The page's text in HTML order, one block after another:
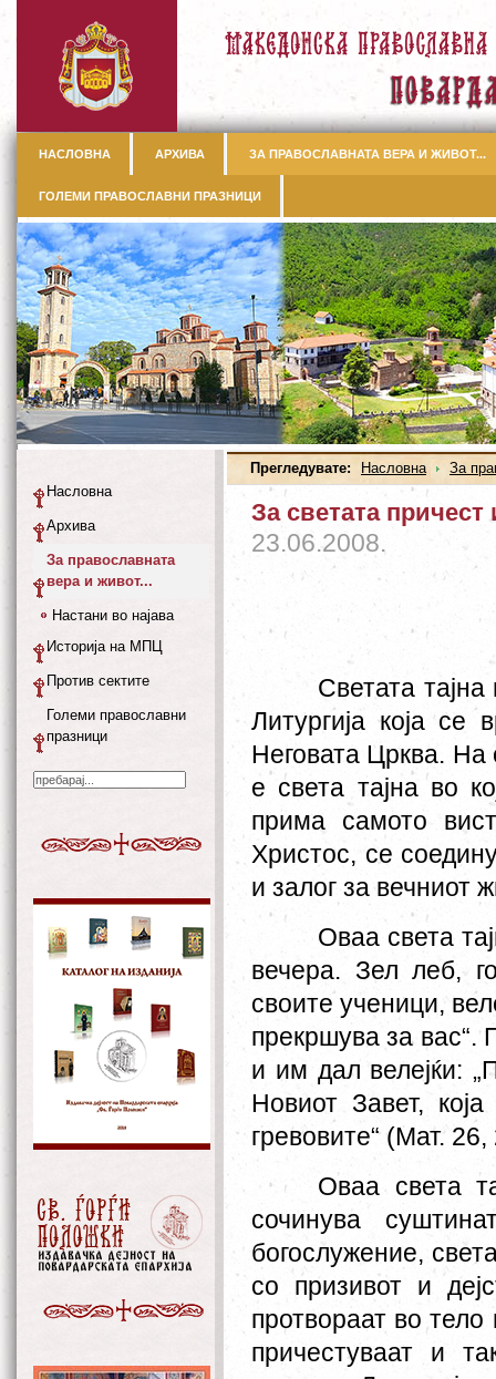
НАСЛОВНА АРХИВА ЗА ПРАВОСЛАВНАТА ВЕРА И ЖИВОТ...
ГОЛЕМИ ПРАВОСЛАВНИ ПРАЗНИЦИ
Прегледувате: Насловна За
За светата причест
23.06.2008.
Светата
Литургија која
Неговата Црква. На
е света тајна во
прима самото
Христос, се
и залог за вечниот
Оваа света
вечера. Зел леб,
своите ученици,
прекршува за вас“.
и им дал велејќи:
Новиот Завет,
гревовите“ (Мат.
Оваа света
сочинува
богослужение,
со призивот и
протвораат во
причестуваат и
Насловна
Архива
За православната
вера и живот...
Настани во најава
Историја на МПЦ
Против сектите
Големи православни
празници